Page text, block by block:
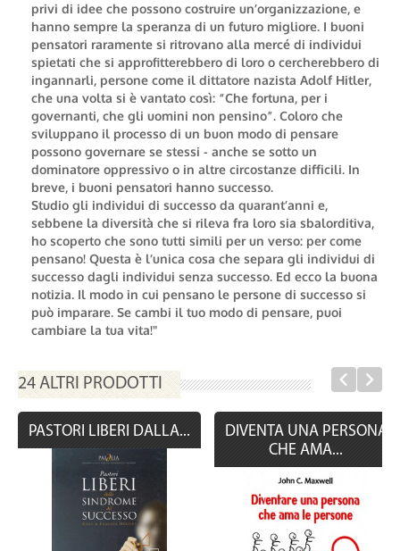
privi di idee che possono costruire un’organizzazione, e
hanno sempre la speranza di un futuro migliore. I buoni
pensatori raramente si ritrovano alla mercé di individui
spietati che si approfitterebbero di loro o cercherebbero di
ingannarli, persone come il dittatore nazista Adolf Hitler,
che una volta si è vantato così: “Che fortuna, per i
governanti, che gli uomini non pensino”. Coloro che
sviluppano il processo di un buon modo di pensare
possono governare se stessi - anche se sotto un
dominatore oppressivo o in altre circostanze difficili. In
breve, i buoni pensatori hanno successo.
Studio gli individui di successo da quarant’anni e,
sebbene la diversità che si rileva fra loro sia sbalorditiva,
ho scoperto che sono tutti simili per un verso: per come
pensano! Questa è l’unica cosa che separa gli individui di
successo dagli individui senza successo. Ed ecco la buona
notizia. Il modo in cui pensano le persone di successo si
può imparare. Se cambi il tuo modo di pensare, puoi
cambiare la tua vita!"
24 ALTRI PRODOTTI
PASTORI LIBERI DALLA...
DIVENTA UNA PERSONA
CHE AMA...